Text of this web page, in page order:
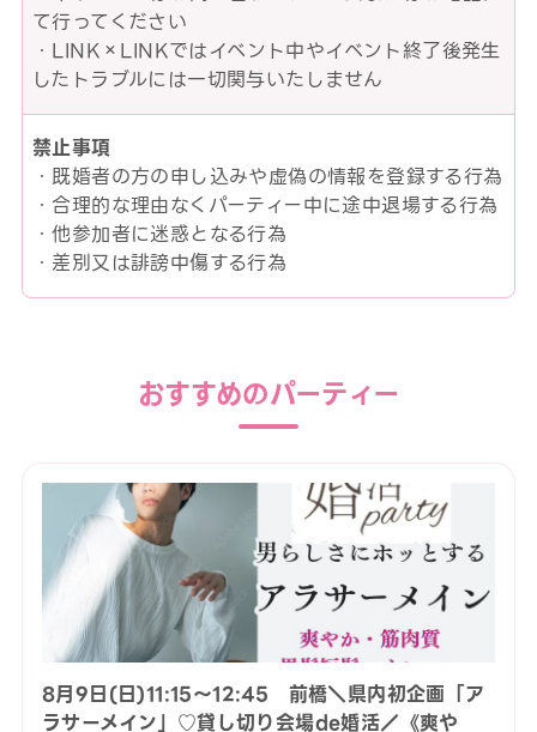
て行ってください
・LINK×LINKではイベント中やイベント終了後発生
したトラブルには一切関与いたしません
禁止事項
・既婚者の方の申し込みや虚偽の情報を登録する行為
・合理的な理由なくパーティー中に途中退場する行為
・他参加者に迷惑となる行為
・差別又は誹謗中傷する行為
おすすめのパーティー
8月9日(日)11:15〜12:45 前橋＼県内初企画「ア
ラサーメイン」♡貸し切り会場de婚活／《爽や